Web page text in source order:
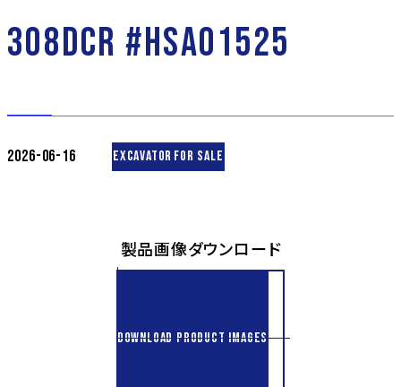
308DCR #HSA01525
2026-06-16 EXCAVATOR FOR SALE
製品画像ダウンロード
DOWNLOAD PRODUCT IMAGES